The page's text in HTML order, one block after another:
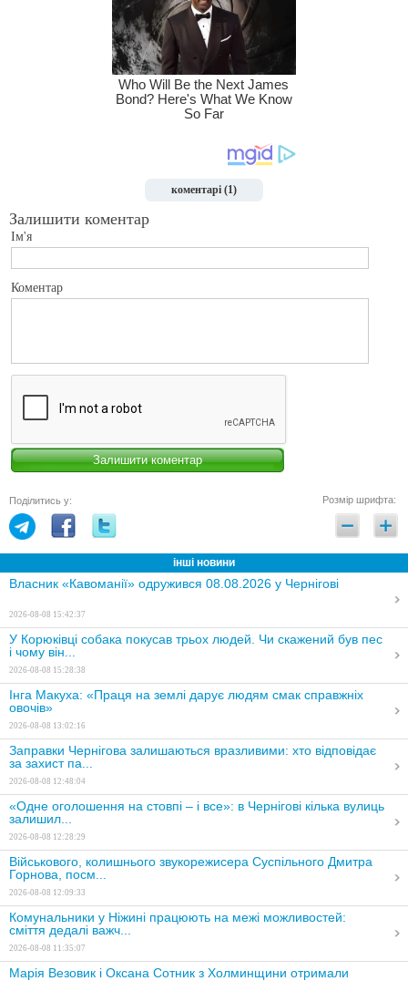
коментарі (1)
Залишити коментар
Ім'я
Коментар
Поділитись у: Розмір шрифта:
інші новини
Власник «Кавоманії» одружився 08.08.2026 у Чернігові
2026-08-08 15:42:37
У Корюківці собака покусав трьох людей. Чи скажений був пес
і чому він...
2026-08-08 15:28:38
Інга Макуха: «Праця на землі дарує людям смак справжніх
овочів»
2026-08-08 13:02:16
Заправки Чернігова залишаються вразливими: хто відповідає
за захист па...
2026-08-08 12:48:04
«Одне оголошення на стовпі – і все»: в Чернігові кілька вулиць
залишил...
2026-08-08 12:28:29
Військового, колишнього звукорежисера Суспільного Дмитра
Горнова, посм...
2026-08-08 12:09:33
Комунальники у Ніжині працюють на межі можливостей:
сміття дедалі важч...
2026-08-08 11:35:07
Марія Везовик і Оксана Сотник з Холминщини отримали